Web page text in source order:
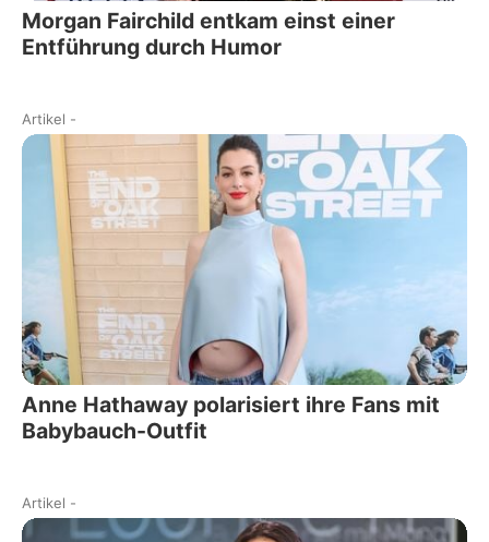
Morgan Fairchild entkam einst einer
Entführung durch Humor
Artikel -
Anne Hathaway polarisiert ihre Fans mit
Babybauch-Outfit
Artikel -